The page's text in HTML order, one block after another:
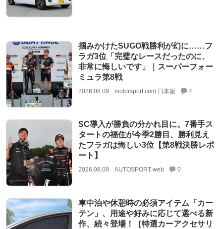
掴みかけたSUGO戦勝利が幻に……フ
ラガ3位「完璧なレースだったのに、
非常に悔しいです」｜スーパーフォー
ミュラ第8戦
2026.08.09 motorsport.com 日本版 4
SC導入が勝負の分かれ目に。7番手ス
タートの福住が今季2勝目、勝利見え
たフラガは悔しい3位【第8戦決勝レポ
ート】
2026.08.09 AUTOSPORT web 0
車中泊や休憩時の必須アイテム「カー
テン」、用途や好みに応じて選べる新
作、続々登場！［特選カーアクセサリ